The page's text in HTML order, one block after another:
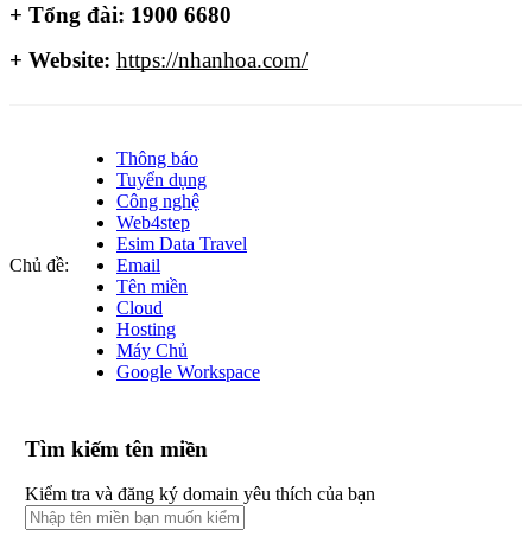
+ Tổng đài: 1900 6680
+ Website: https://nhanhoa.com/
Chủ đề:
Thông báo
Tuyển dụng
Công nghệ
Web4step
Esim Data Travel
Email
Tên miền
Cloud
Hosting
Máy Chủ
Google Workspace
Tìm kiếm tên miền
Kiểm tra và đăng ký domain yêu thích của bạn